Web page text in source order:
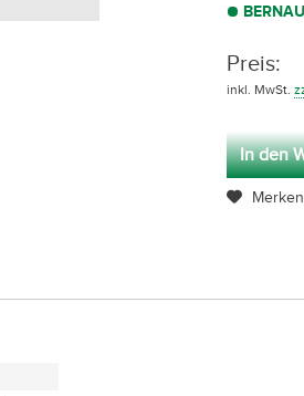
Preis:
inkl. MwSt.
In den
Merken